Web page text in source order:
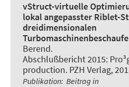
vStruct-virtuelle
lokal angepasster Riblet-
dreidimensionalen
Berend.
Abschlußbericht 2015:
production. PZH Verlag,
Publikation: Beitrag in